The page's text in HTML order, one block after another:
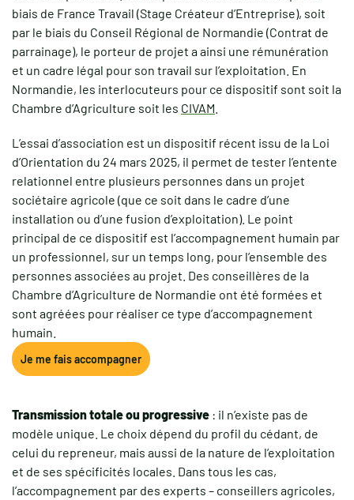
biais de France Travail (Stage Créateur d’Entreprise), soit
par le biais du Conseil Régional de Normandie (Contrat de
parrainage), le porteur de projet a ainsi une rémunération
et un cadre légal pour son travail sur l’exploitation. En
Normandie, les interlocuteurs pour ce dispositif sont soit la
Chambre d’Agriculture soit les CIVAM
L’essai d’association est un dispositif récent issu de la Loi
d’Orientation du 24 mars 2025, il permet de tester l’entente
relationnel entre plusieurs personnes dans un projet
sociétaire agricole (que ce soit dans le cadre d’une
installation ou d’une fusion d’exploitation). Le point
principal de ce dispositif est l’accompagnement humain par
un professionnel, sur un temps long, pour l’ensemble des
personnes associées au projet. Des conseillères de la
Chambre d’Agriculture de Normandie ont été formées et
sont agréées pour réaliser ce type d’accompagnement
humain.
Je me fais accompagner
Transmission totale ou progressive : il n’existe pas de
modèle unique. Le choix dépend du profil du cédant, de
celui du repreneur, mais aussi de la nature de l’exploitation
et de ses spécificités locales. Dans tous les cas,
l’accompagnement par des experts – conseillers agricoles,